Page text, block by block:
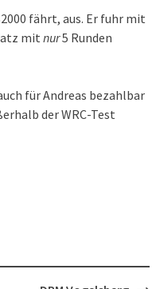
fährt, aus. Er fuhr mit
mit nur5 Runden
für Andreas bezahlbar
der WRC-Test